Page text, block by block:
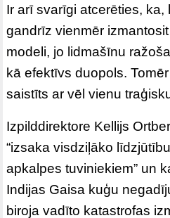
Ir arī svarīgi atcerēties, ka,
gandrīz vienmēr
modeli, jo lidmašīnu
kā efektīvs duopols.
saistīts ar vēl vienu
Izpilddirektore Kellijs
“izsaka visdziļāko
apkalpes tuviniekiem” un
Indijas Gaisa kuģu
biroja vadīto katastrofas